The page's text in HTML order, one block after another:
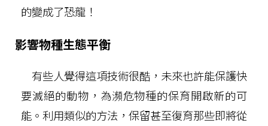
的變成了恐龍！
影響物種生態平衡
有些人覺得這項技術很酷，未來也許能保護快
要滅絕的動物，為瀕危物種的保育開啟新的可
能。利用類似的方法，保留甚至復育那些即將從